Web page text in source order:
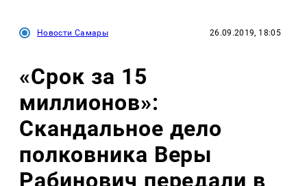
Новости Самары 26.09.2019, 18:05
«Срок за 15
миллионов»:
Скандальное дело
полковника Веры
Рабинович передали в